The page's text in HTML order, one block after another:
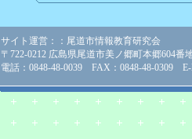
サイト運営：：尾道市情報教育研究会
〒722-0212 広島県尾道市美ノ郷町本郷604番
電話：0848-48-0039 FAX：0848-48-0309